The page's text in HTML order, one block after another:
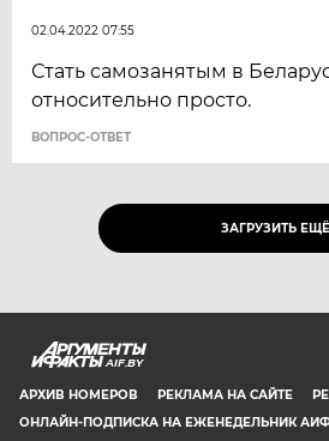
02.04.2022 07:55
Стать самозанятым в
относительно просто.
ВОПРОС-ОТВЕТ
ЗАГРУЗИТЬ ЕЩЁ
AIF.BY
АРХИВ НОМЕРОВ РЕКЛАМА НА САЙТЕ
ОНЛАЙН-ПОДПИСКА НА ЕЖЕНЕДЕЛЬНИК